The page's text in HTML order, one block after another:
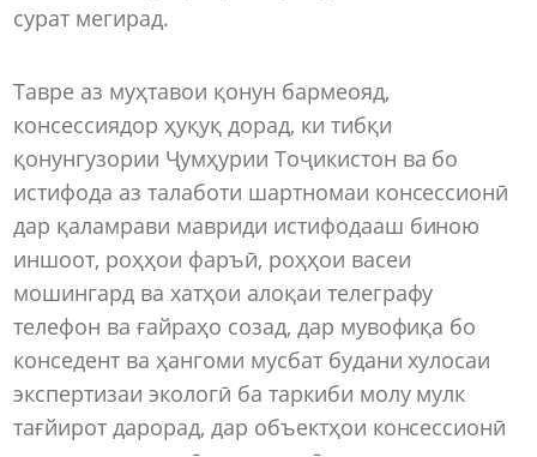
сурат мегирад.
Тавре аз муҳтавои қонун бармеояд,
консессиядор ҳуқуқ дорад, ки тибқи
қонунгузории Ҷумҳурии Тоҷикистон ва бо
истифода аз талаботи шартномаи консессионӣ
дар қаламрави мавриди истифодааш биною
иншоот, роҳҳои фаръӣ, роҳҳои васеи
мошингард ва хатҳои алоқаи телеграфу
телефон ва ғайраҳо созад, дар мувофиқа бо
конседент ва ҳангоми мусбат будани хулосаи
экспертизаи экологӣ ба таркиби молу мулк
тағйирот дарорад, дар объектҳои консессионӣ